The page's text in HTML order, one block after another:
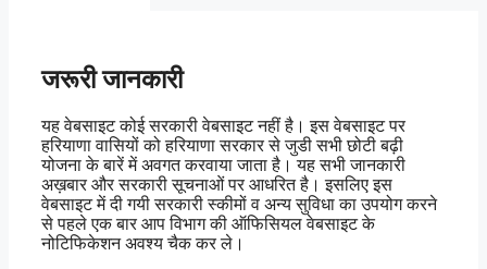
जरूरी जानकारी
यह वेबसाइट कोई सरकारी वेबसाइट नहीं है। इस वेबसाइट पर
हरियाणा वासियों को हरियाणा सरकार से जुडी सभी छोटी बढ़ी
योजना के बारें में अवगत करवाया जाता है। यह सभी जानकारी
अख़बार और सरकारी सूचनाओं पर आधरित है। इसलिए इस
वेबसाइट में दी गयी सरकारी स्कीमों व अन्य सुविधा का उपयोग करने
से पहले एक बार आप विभाग की ऑफिसियल वेबसाइट के
नोटिफिकेशन अवश्य चैक कर ले।